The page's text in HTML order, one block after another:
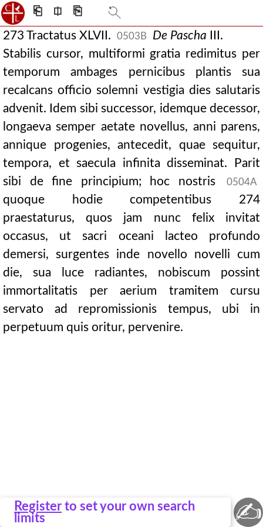
⎗ ⎅ ⎘
Register to set your own search
limits
273 Tractatus XLVII. 0503B De Pascha III.
Stabilis cursor, multiformi gratia redimitus per
temporum ambages pernicibus plantis sua
recalcans officio solemni vestigia dies salutaris
advenit. Idem sibi successor, idemque decessor,
longaeva semper aetate novellus, anni parens,
annique progenies, antecedit, quae sequitur,
tempora, et saecula infinita disseminat. Parit
sibi de fine principium; hoc nostris
0504A
quoque hodie competentibus 274
praestaturus, quos jam nunc felix invitat
occasus, ut sacri oceani lacteo profundo
demersi, surgentes inde novello novelli cum
die, sua luce radiantes, nobiscum possint
immortalitatis per aerium tramitem cursu
servato ad repromissionis tempus, ubi in
perpetuum quis oritur, pervenire.
✍